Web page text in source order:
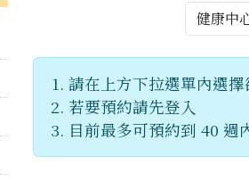
選擇
選擇預
請在上方下拉選單內選擇
若要預約請先登入
目前最多可預約到 40 週